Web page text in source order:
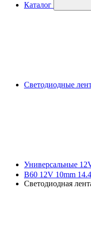
Каталог
Светодиодные
Универсальные
B60 12V 10mm
Светодиодная